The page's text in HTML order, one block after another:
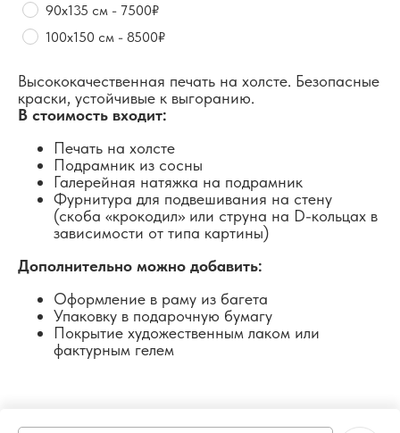
90х135 см - 7500₽
100х150 см - 8500₽
Высококачественная печать на холсте. Безопасные
краски, устойчивые к выгоранию.
В стоимость входит:
Печать на холсте
Подрамник из сосны
Галерейная натяжка на подрамник
Фурнитура для подвешивания на стену
(скоба «крокодил» или струна на D-кольцах в
зависимости от типа картины)
Дополнительно можно добавить:
Оформление в раму из багета
Упаковку в подарочную бумагу
Покрытие художественным лаком или
фактурным гелем